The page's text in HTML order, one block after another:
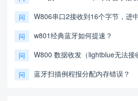
问 W806串口2接收到16个字节，进
问 w801经典蓝牙如何提速？
问 W800 数据收发（lightblue无法接
问 蓝牙扫描例程报分配内存错误？